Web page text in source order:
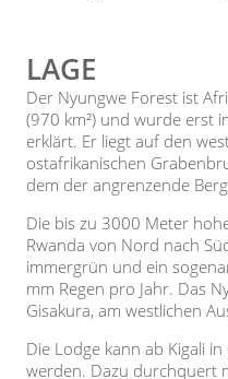
LAGE
Der Nyungwe Forest ist
(970 km²) und wurde erst
erklärt. Er liegt auf den
ostafrikanischen
dem der angrenzende
Die bis zu 3000 Meter
Rwanda von Nord nach
immergrün und ein
mm Regen pro Jahr. Das
Gisakura, am westlichen
Die Lodge kann ab Kigali
werden. Dazu durchquert